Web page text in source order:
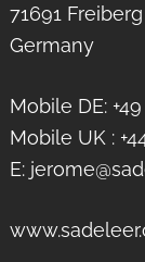
71691
Germany
Mobile DE:
Mobile UK :
E: